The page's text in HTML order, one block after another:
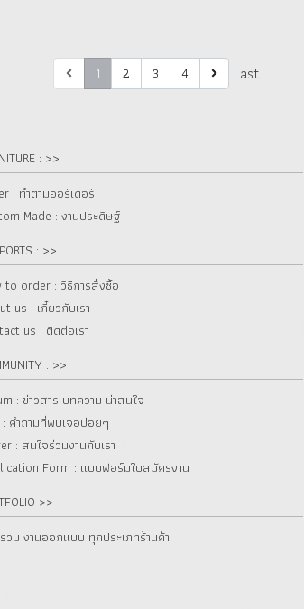
1 2 3 4 Last
: >>
: ทำตามออร์เดอร์
Made : งานประดิษฐ์
: >>
to order : วิธีการสั่งซื้อ
us : เกี๋ยวกับเรา
us : ติดต่อเรา
: >>
: ข่าวสาร บทความ น่าสนใจ
: คำถามที่พบเจอบ่อยๆ
: สนใจร่วมงานกับเรา
Form : แบบฟอร์มใบสมัครงาน
>>
วม งานออกแบบ ทุกประเภทร้านค้า